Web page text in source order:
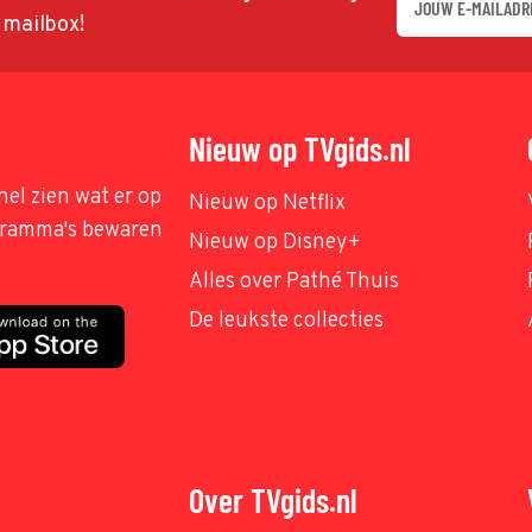
zien wat er op
bewaren
Nieuw op TVgids.nl
Nieuw op Netflix
Nieuw op Disney+
Alles over Pathé Thuis
De leukste collecties
Over TVgids.nl